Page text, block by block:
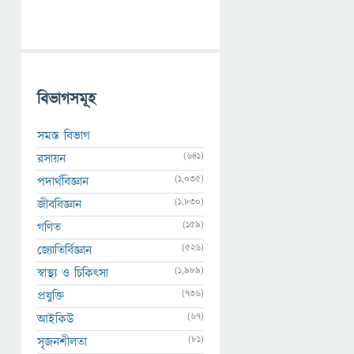
বিভাগসমূহ
সমস্ত বিভাগ
রসায়ন
(641)
পদার্থবিজ্ঞান (1,035)
জীববিজ্ঞান (1,830)
গণিত (159)
জ্যোতির্বিজ্ঞান (526)
স্বাস্থ্য ও চিকিৎসা (1,989)
প্রযুক্তি (736)
আইকিউ (67)
সৃজনশীলতা (81)